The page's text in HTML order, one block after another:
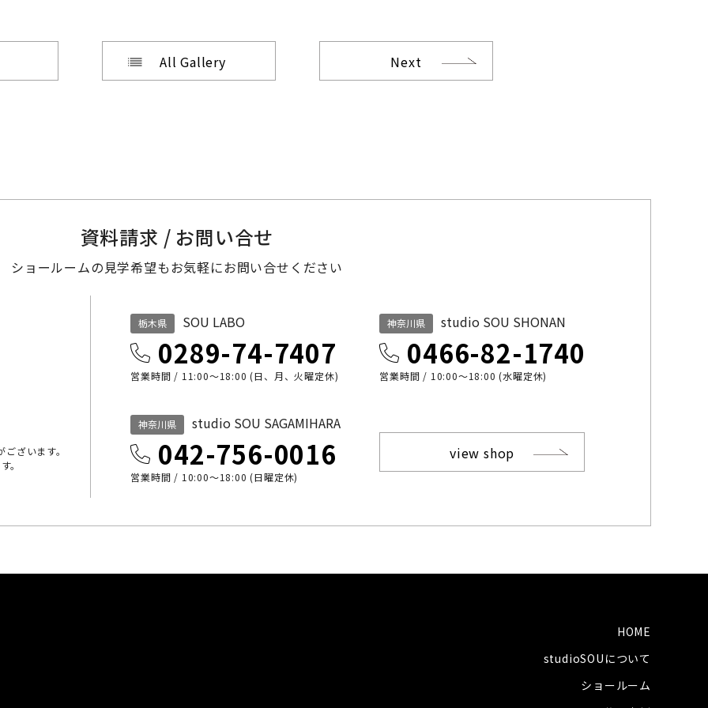
All Gallery Next
資料請求 / お問い合せ
ショールームの見学希望もお気軽にお問い合せください
ざいます。
。
栃木県 SOU LABO
0289-74-7407
営業時間 / 11:00～18:00 (日、月、火曜定休)
神奈川県 studio SOU SHONAN
0466-82-1740
営業時間 / 10:00〜18:00 (水曜定休)
神奈川県 studio SOU SAGAMIHARA
042-756-0016
営業時間 / 10:00〜18:00 (日曜定休)
view shop
HOME
studioSOUについて
ショールーム